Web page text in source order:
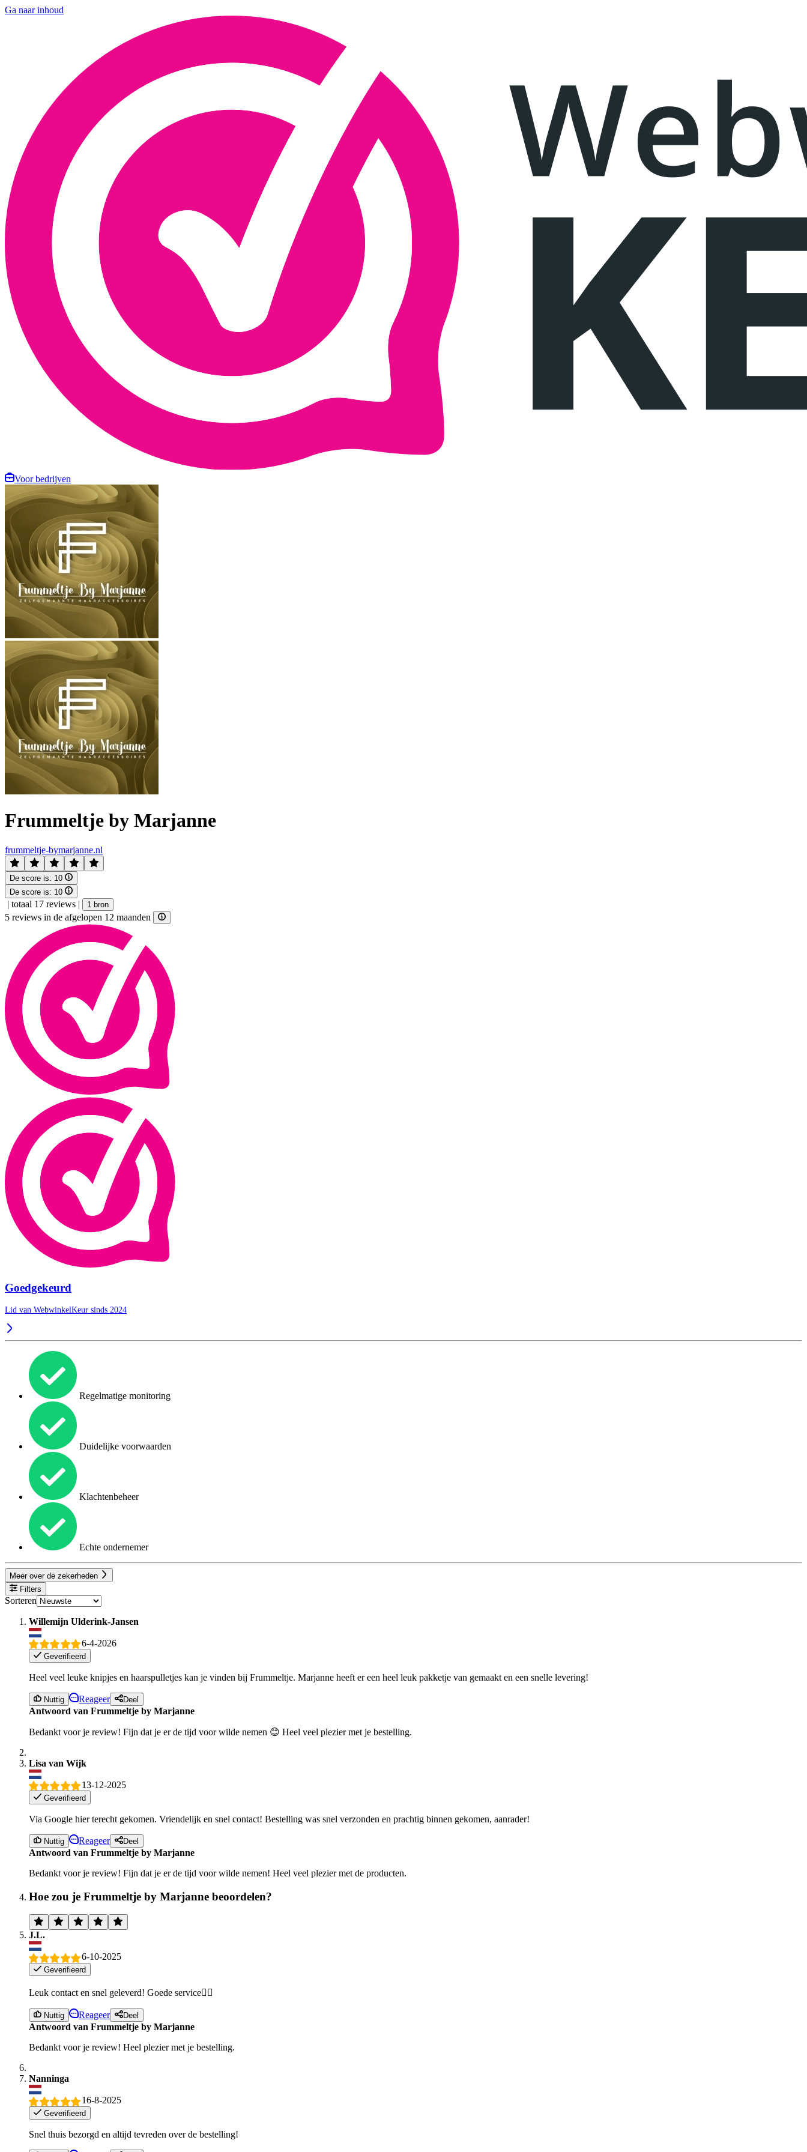
Ga naar inhoud
Voor bedrijven
Frummeltje by Marjanne
frummeltje-bymarjanne.nl
De score is: 10
De score is: 10
| totaal 17 reviews | 1 bron
5 reviews in de afgelopen 12 maanden
Goedgekeurd
Lid van WebwinkelKeur sinds 2024
Regelmatige monitoring
Duidelijke voorwaarden
Klachtenbeheer
Echte ondernemer
Meer over de zekerheden
Filters
Sorteren
Willemijn Ulderink-Jansen
6-4-2026
Geverifieerd
Heel veel leuke knipjes en haarspulletjes kan je vinden bij Frummeltje. Marjanne heeft er een heel leuk pakketje van gemaakt en een snelle levering!
Nuttig Reageer Deel
Antwoord van Frummeltje by Marjanne
Bedankt voor je review! Fijn dat je er de tijd voor wilde nemen 😊 Heel veel plezier met je bestelling.
Lisa van Wijk
13-12-2025
Geverifieerd
Via Google hier terecht gekomen. Vriendelijk en snel contact! Bestelling was snel verzonden en prachtig binnen gekomen, aanrader!
Nuttig Reageer Deel
Antwoord van Frummeltje by Marjanne
Bedankt voor je review! Fijn dat je er de tijd voor wilde nemen! Heel veel plezier met de producten.
Hoe zou je Frummeltje by Marjanne beoordelen?
J.L.
6-10-2025
Geverifieerd
Leuk contact en snel geleverd! Goede service👍🏻
Nuttig Reageer Deel
Antwoord van Frummeltje by Marjanne
Bedankt voor je review! Heel plezier met je bestelling.
Nanninga
16-8-2025
Geverifieerd
Snel thuis bezorgd en altijd tevreden over de bestelling!